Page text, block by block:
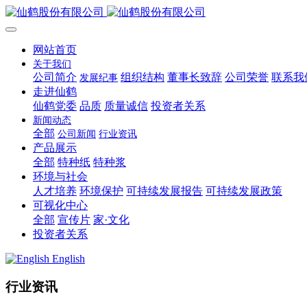
网站首页
关于我们
公司简介 发展纪事 组织结构 董事长致辞 公司荣誉 联系我
走进仙鹤
仙鹤党委 品质 质量诚信 投资者关系
新闻动态
全部 公司新闻 行业资讯
产品展示
全部 特种纸 特种浆
环境与社会
人才培养 环境保护 可持续发展报告 可持续发展政策
可视化中心
全部 宣传片 家·文化
投资者关系
English
行业资讯